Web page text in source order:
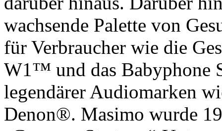
wachsende Palette von
für Verbraucher wie die
W1™ und das Babyphone
legendärer Audiomarken
Denon®. Masimo wurde